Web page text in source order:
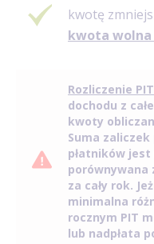
kwotę
kwota
Rozliczenie PIT
dochodu z
kwoty
Suma
płatników
porównywana
za cały rok.
minimalna
rocznym PIT
lub nadpłata